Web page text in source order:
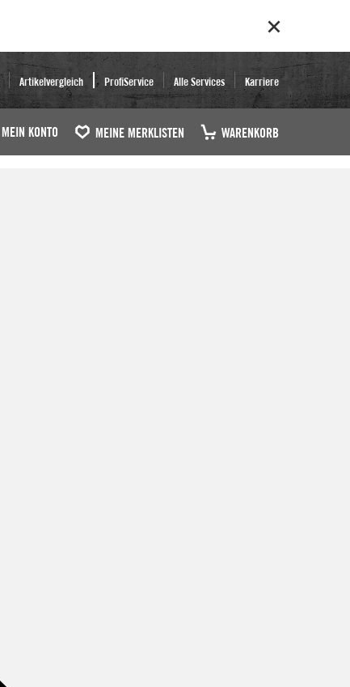
Artikelvergleich ProfiService Alle Services Karriere
MEIN KONTO MEINE MERKLISTEN WARENKORB